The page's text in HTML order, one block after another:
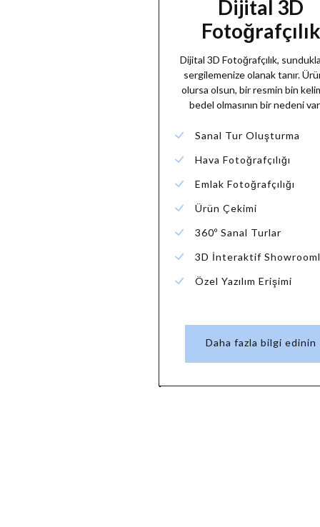
Dijital 3D
Fotoğrafçılık
Dijital 3D Fotoğrafçılık,
sergilemenize olanak tanır.
olursa olsun, bir resmin bin
bedel olmasının bir nedeni
Sanal Tur Oluşturma
Hava Fotoğrafçılığı
Emlak Fotoğrafçılığı
Ürün Çekimi
360º Sanal Turlar
3D İnteraktif
Özel Yazılım Erişimi
Daha fazla bilgi edinin